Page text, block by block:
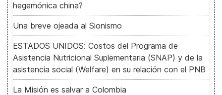
hegemónica china?
Una breve ojeada al Sionismo
ESTADOS UNIDOS: Costos del Programa de
Asistencia Nutricional Suplementaria (SNAP) y de la
asistencia social (Welfare) en su relación con el PNB
La Misión es salvar a Colombia